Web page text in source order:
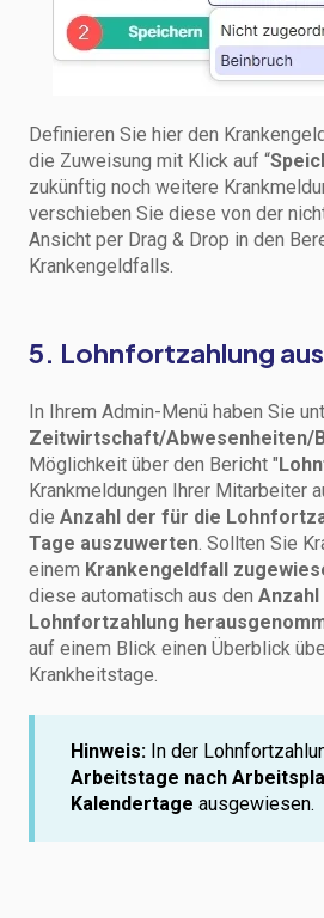
Definieren Sie hier den
die Zuweisung mit Klick auf “
zukünftig noch weitere
verschieben Sie diese von der
Ansicht per Drag & Drop in den
Krankengeldfalls.
5. Lohnfortzahlung
In Ihrem Admin-Menü haben Sie
Zeitwirtschaft/Abwesenheiten/
Möglichkeit über den Bericht "
Krankmeldungen Ihrer Mitarbeiter
die Anzahl der für die
Tage auszuwerten. Sollten Sie
einem Krankengeldfall
diese automatisch aus den
Lohnfortzahlung
auf einem Blick einen Überblick
Krankheitstage.
Hinweis: In der
Arbeitstage nach
Kalendertage ausgewiesen.